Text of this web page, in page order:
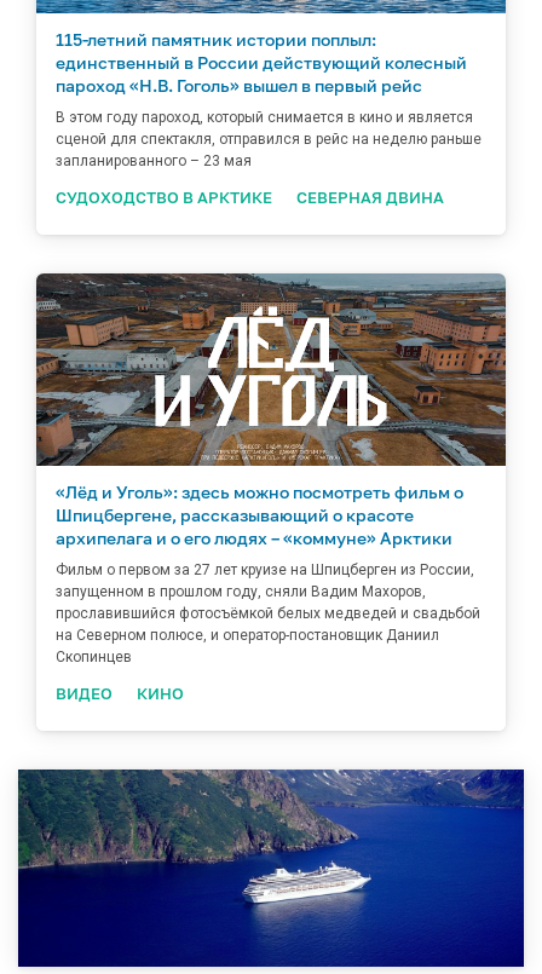
115-летний памятник истории поплыл:
единственный в России действующий колесный
пароход «Н.В. Гоголь» вышел в первый рейс
В этом году пароход, который снимается в кино и является
сценой для спектакля, отправился в рейс на неделю раньше
запланированного – 23 мая
СУДОХОДСТВО В АРКТИКЕ СЕВЕРНАЯ ДВИНА
«Лёд и Уголь»: здесь можно посмотреть фильм о
Шпицбергене, рассказывающий о красоте
архипелага и о его людях – «коммуне» Арктики
Фильм о первом за 27 лет круизе на Шпицберген из России,
запущенном в прошлом году, сняли Вадим Махоров,
прославившийся фотосъёмкой белых медведей и свадьбой
на Северном полюсе, и оператор-постановщик Даниил
Скопинцев
ВИДЕО КИНО